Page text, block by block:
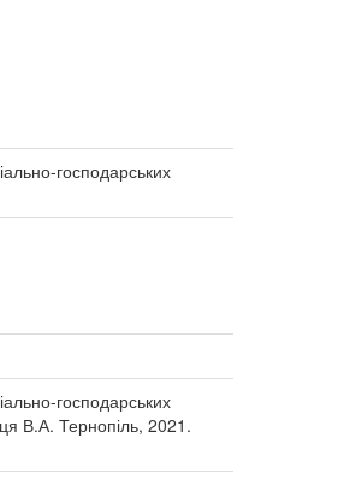
господарських
господарських
В.А. Тернопіль, 2021.